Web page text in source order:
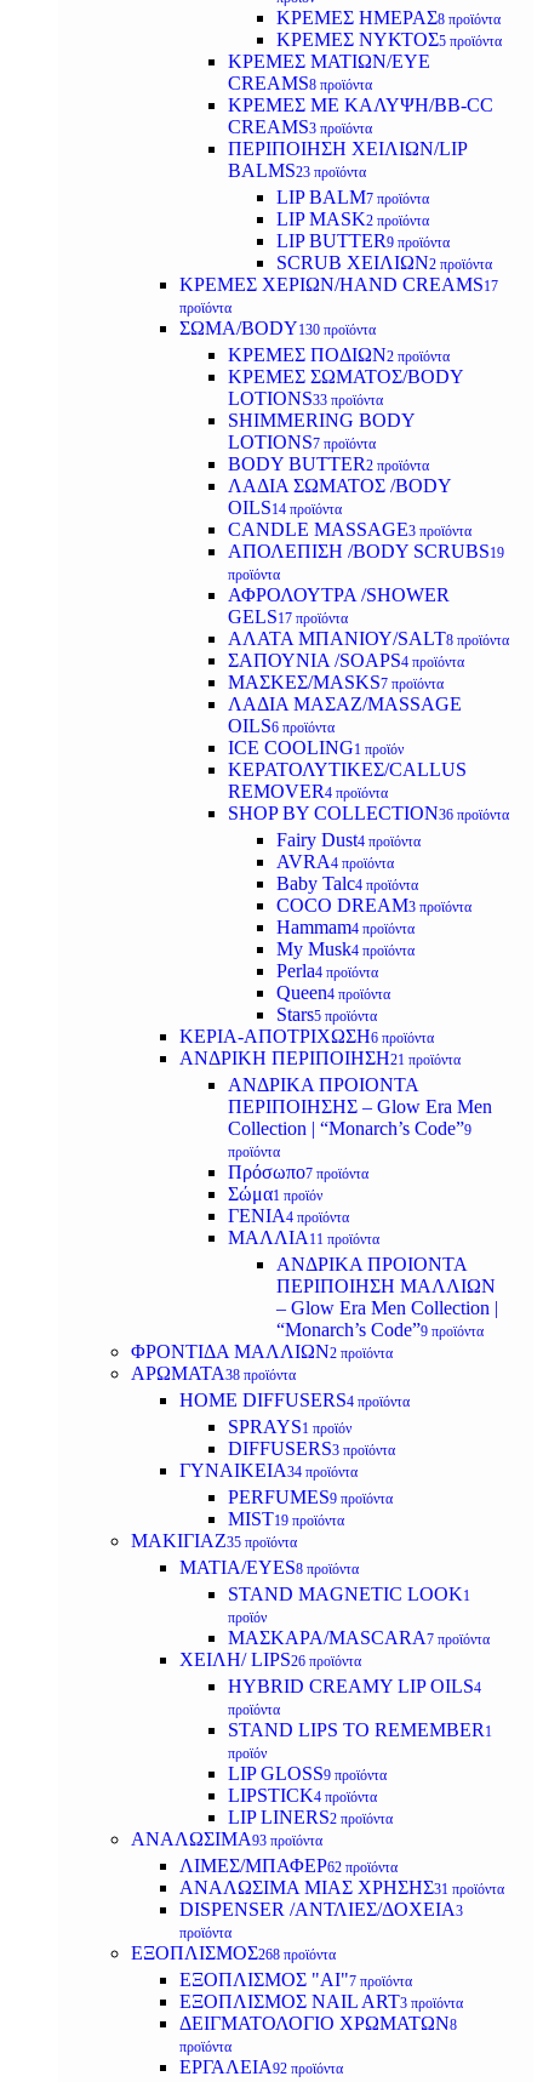
ΚΡΕΜΕΣ ΗΜΕΡΑΣ8 προϊόντα
ΚΡΕΜΕΣ ΝΥΚΤΟΣ5 προϊόντα
ΚΡΕΜΕΣ ΜΑΤΙΩΝ/EYE
CREAMS8 προϊόντα
ΚΡΕΜΕΣ ΜΕ ΚΑΛΥΨΗ/BB-CC
CREAMS3 προϊόντα
ΠΕΡΙΠΟΙΗΣΗ ΧΕΙΛΙΩΝ/LIP
BALMS23 προϊόντα
LIP BALM7 προϊόντα
LIP MASK2 προϊόντα
LIP BUTTER9 προϊόντα
SCRUB ΧΕΙΛΙΩΝ2 προϊόντα
ΚΡΕΜΕΣ ΧΕΡΙΩΝ/HAND CREAMS17
προϊόντα
ΣΩΜΑ/BODY130 προϊόντα
ΚΡΕΜΕΣ ΠΟΔΙΩΝ2 προϊόντα
ΚΡΕΜΕΣ ΣΩΜΑΤΟΣ/BODY
LOTIONS33 προϊόντα
SHIMMERING BODY
LOTIONS7 προϊόντα
BODY BUTTER2 προϊόντα
ΛΑΔΙΑ ΣΩΜΑΤΟΣ /BODY
OILS14 προϊόντα
CANDLE MASSAGE3 προϊόντα
ΑΠΟΛΕΠΙΣΗ /BODY SCRUBS19
προϊόντα
ΑΦΡΟΛΟΥΤΡΑ /SHOWER
GELS17 προϊόντα
ΑΛΑΤΑ ΜΠΑΝΙΟΥ/SALT8 προϊόντα
ΣΑΠΟΥΝΙΑ /SOAPS4 προϊόντα
ΜΑΣΚΕΣ/MASKS7 προϊόντα
ΛΑΔΙΑ ΜΑΣΑΖ/MASSAGE
OILS6 προϊόντα
ICE COOLING1 προϊόν
ΚΕΡΑΤΟΛΥΤΙΚΕΣ/CALLUS
REMOVER4 προϊόντα
SHOP BY COLLECTION36 προϊόντα
Fairy Dust4 προϊόντα
AVRA4 προϊόντα
Baby Talc4 προϊόντα
COCO DREAM3 προϊόντα
Hammam4 προϊόντα
My Musk4 προϊόντα
Perla4 προϊόντα
Queen4 προϊόντα
Stars5 προϊόντα
ΚΕΡΙΑ-ΑΠΟΤΡΙΧΩΣΗ6 προϊόντα
ΑΝΔΡΙΚΗ ΠΕΡΙΠΟΙΗΣΗ21 προϊόντα
ΑΝΔΡΙΚΑ ΠΡΟΙΟΝΤΑ
ΠΕΡΙΠΟΙΗΣΗΣ – Glow Era Men
Collection | “Monarch’s Code”9
προϊόντα
Πρόσωπο7 προϊόντα
Σώμα1 προϊόν
ΓΕΝΙΑ4 προϊόντα
ΜΑΛΛΙΑ 11 προϊόντα
ΑΝΔΡΙΚΑ ΠΡΟΙΟΝΤΑ
ΠΕΡΙΠΟΙΗΣΗ ΜΑΛΛΙΩΝ
– Glow Era Men Collection |
“Monarch’s Code”9 προϊόντα
ΦΡΟΝΤΙΔΑ ΜΑΛΛΙΩΝ2 προϊόντα
ΑΡΩΜΑΤΑ38 προϊόντα
HOME DIFFUSERS4 προϊόντα
SPRAYS1 προϊόν
DIFFUSERS3 προϊόντα
ΓΥΝΑΙΚΕΙΑ34 προϊόντα
PERFUMES9 προϊόντα
MIST19 προϊόντα
ΜΑΚΙΓΙΑΖ35 προϊόντα
ΜΑΤΙΑ/EYES8 προϊόντα
STAND MAGNETIC LOOK1
προϊόν
ΜΑΣΚΑΡΑ/MASCARA7 προϊόντα
ΧΕΙΛΗ/ LIPS26 προϊόντα
HYBRID CREAMY LIP OILS4
προϊόντα
STAND LIPS TO REMEMBER 1
προϊόν
LIP GLOSS9 προϊόντα
LIPSTICK4 προϊόντα
LIP LINERS2 προϊόντα
ΑΝΑΛΩΣΙΜΑ93 προϊόντα
ΛΙΜΕΣ/ΜΠΑΦΕΡ62 προϊόντα
ΑΝΑΛΩΣΙΜΑ ΜΙΑΣ ΧΡΗΣΗΣ31 προϊόντα
DISPENSER /ΑΝΤΛΙΕΣ/ΔΟΧΕΙΑ3
προϊόντα
ΕΞΟΠΛΙΣΜΟΣ268 προϊόντα
ΕΞΟΠΛΙΣΜΟΣ "AI"7 προϊόντα
ΕΞΟΠΛΙΣΜΟΣ NAIL ART3 προϊόντα
ΔΕΙΓΜΑΤΟΛΟΓΙΟ ΧΡΩΜΑΤΩΝ8
προϊόντα
ΕΡΓΑΛΕΙΑ92 προϊόντα